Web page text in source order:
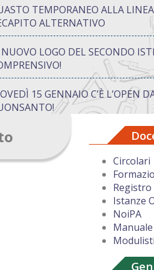
TEMPORANEO ALLA
ALTERNATIVO
LOGO DEL SECONDO
15 GENNAIO C’È L’OPEN
“ATTIVA…MENTE” TRA
IMPARARE DIVENTA
DI BUON NATALE DAL
Circolari
Istanze
NoiPA